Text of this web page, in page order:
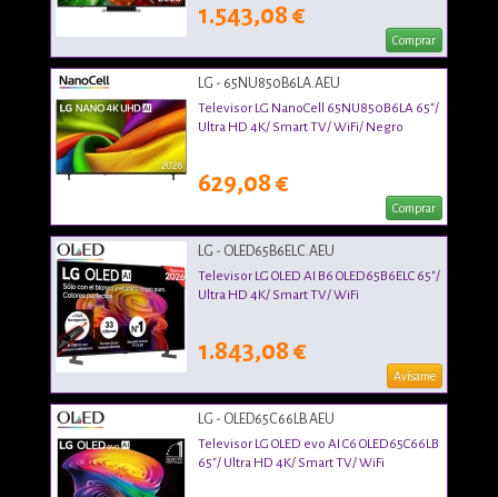
1.543,08 €
Comprar
LG - 65NU850B6LA.AEU
Televisor LG NanoCell 65NU850B6LA 65"/
Ultra HD 4K/ Smart TV/ WiFi/ Negro
629,08 €
Comprar
LG - OLED65B6ELC.AEU
Televisor LG OLED AI B6 OLED65B6ELC 65"/
Ultra HD 4K/ Smart TV/ WiFi
1.843,08 €
Avísame
LG - OLED65C66LB.AEU
Televisor LG OLED evo AI C6 OLED65C66LB
65"/ Ultra HD 4K/ Smart TV/ WiFi